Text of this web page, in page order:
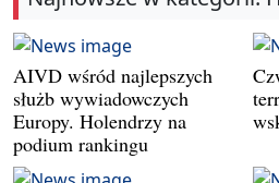
AIVD wśród najlepszych
służb wywiadowczych
Europy. Holendrzy na
podium rankingu